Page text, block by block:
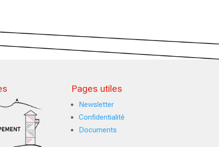
Pages utiles
Newsletter
Confidentialité
Documents